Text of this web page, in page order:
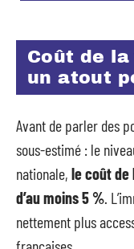
Coût de la
un atout
Avant de parler des
sous-estimé : le
nationale, le coût de
d’au moins 5 % .
nettement plus